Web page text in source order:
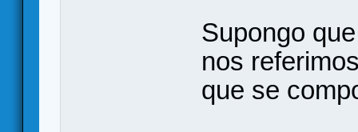
Supongo
nos
que se